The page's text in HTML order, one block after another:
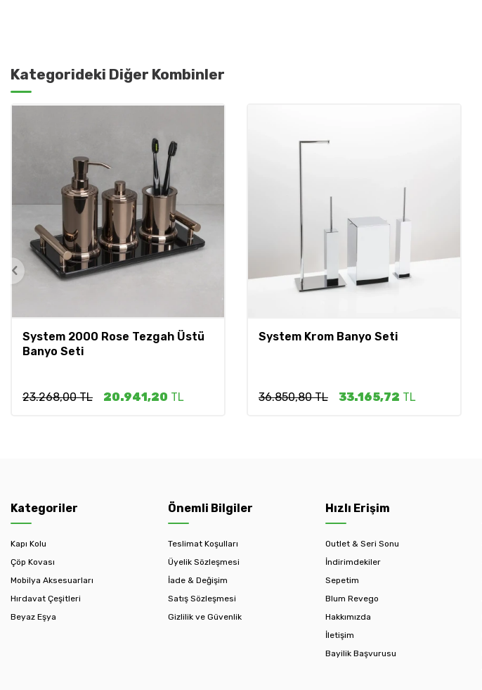
Kategorideki Diğer Kombinler
System 2000 Rose Tezgah Üstü
Banyo Seti
23.268,00 TL 20.941,20 TL
System Krom Banyo Seti
36.850,80 TL 33.165,72 TL
Kategoriler
Kapı Kolu
Çöp Kovası
Mobilya Aksesuarları
Hırdavat Çeşitleri
Beyaz Eşya
Önemli Bilgiler
Teslimat Koşulları
Üyelik Sözleşmesi
İade & Değişim
Satış Sözleşmesi
Gizlilik ve Güvenlik
Hızlı Erişim
Outlet & Seri Sonu
İndirimdekiler
Sepetim
Blum Revego
Hakkımızda
İletişim
Bayilik Başvurusu